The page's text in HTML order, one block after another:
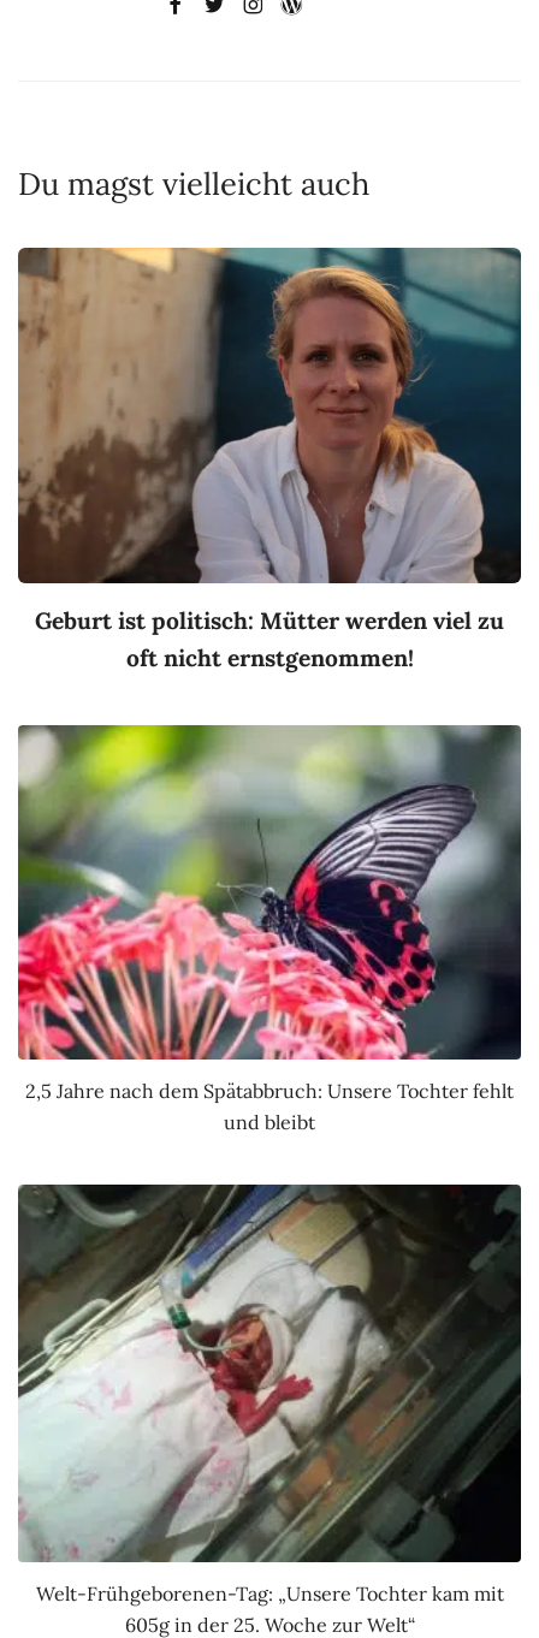
Du magst vielleicht auch
Geburt ist politisch: Mütter werden viel zu
oft nicht ernstgenommen!
2,5 Jahre nach dem Spätabbruch: Unsere Tochter fehlt
und bleibt
Welt-Frühgeborenen-Tag: „Unsere Tochter kam mit
605g in der 25. Woche zur Welt“